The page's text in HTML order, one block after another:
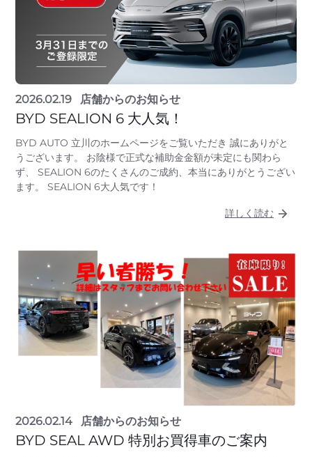
2026.02.19 店舗からのお知らせ
BYD SEALION 6 大人気！
BYD AUTO 立川のホームページをご覧いただき 誠にありがと
うございます。 お陰様で正式な補助金金額が未定にも関わら
ず、 SEALION 6のたくさんのご成約、本当にありがとうござい
ます。 SEALION 6大人気です！
詳しく読む
2026.02.14 店舗からのお知らせ
BYD SEAL AWD 特別お買得車のご案内